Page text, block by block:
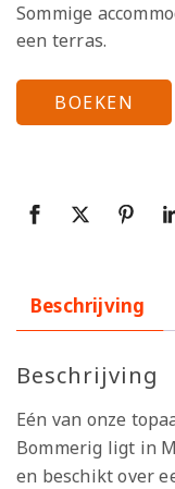
Sommige
een terras.
BOEKEN
Beschrijving
Beschrijving
Eén van onze
Bommerig ligt in
en beschikt over